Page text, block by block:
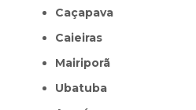
Caçapava
Caieiras
Mairiporã
Ubatuba